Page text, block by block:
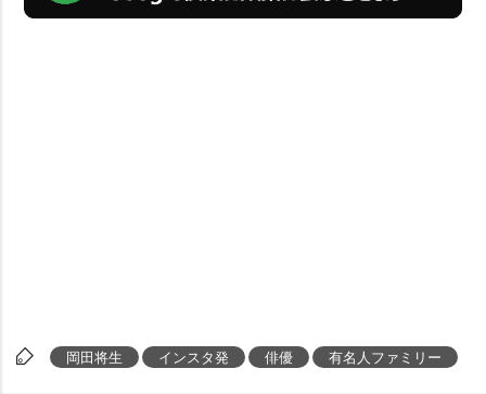
岡田将生 インスタ発 俳優 有名人ファミリー